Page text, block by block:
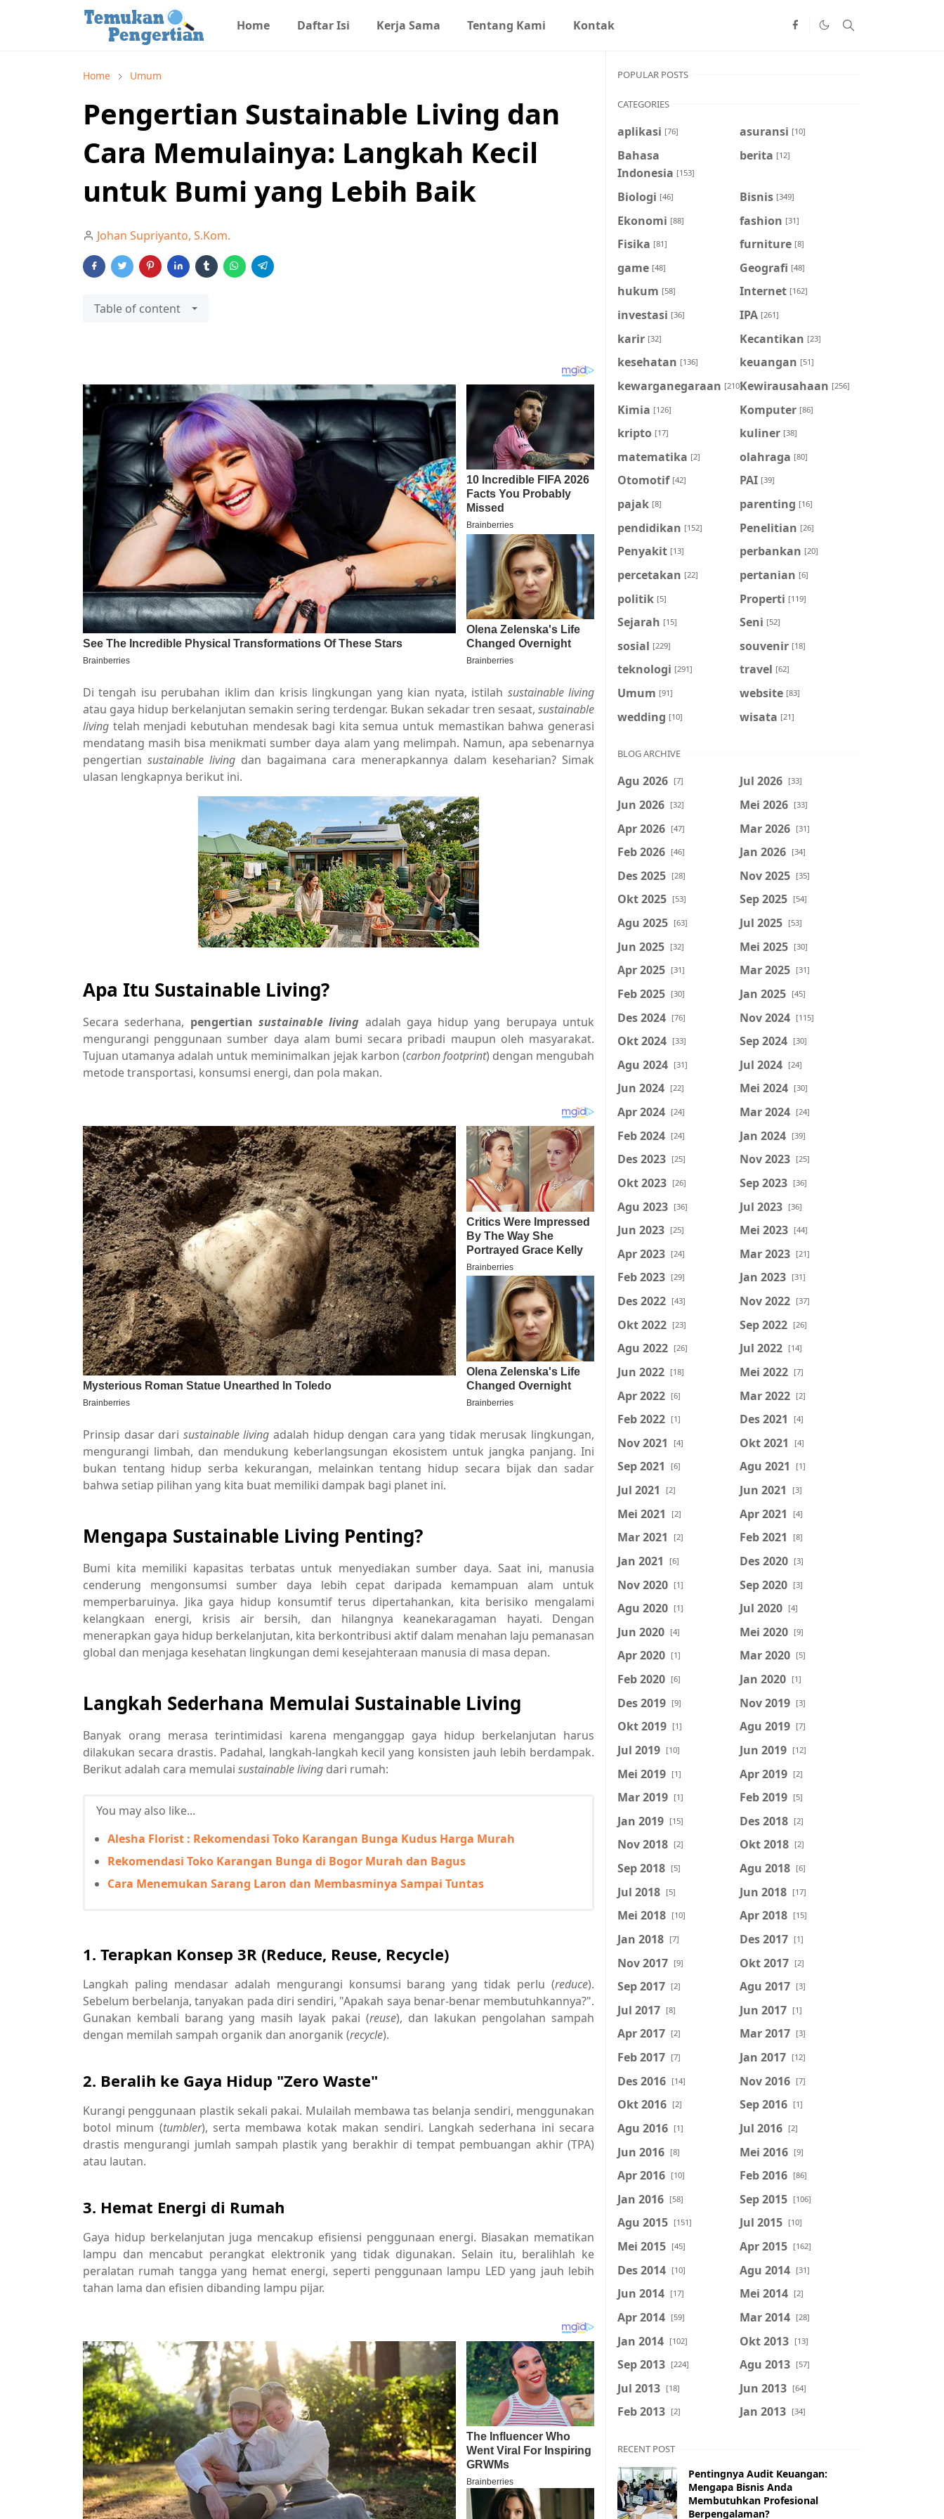
Home Daftar Isi Kerja Sama Tentang Kami Kontak
Home Umum
Pengertian Sustainable Living dan
Cara Memulainya: Langkah Kecil
untuk Bumi yang Lebih Baik
Johan Supriyanto, S.Kom.
Table of content
Di tengah isu perubahan iklim dan krisis lingkungan yang kian nyata, istilah sustainable living
atau gaya hidup berkelanjutan semakin sering terdengar. Bukan sekadar tren sesaat, sustainable
living telah menjadi kebutuhan mendesak bagi kita semua untuk memastikan bahwa generasi
mendatang masih bisa menikmati sumber daya alam yang melimpah. Namun, apa sebenarnya
pengertian sustainable living dan bagaimana cara menerapkannya dalam keseharian? Simak
ulasan lengkapnya berikut ini.
Apa Itu Sustainable Living?
Secara sederhana, pengertian sustainable living adalah gaya hidup yang berupaya untuk
mengurangi penggunaan sumber daya alam bumi secara pribadi maupun oleh masyarakat.
Tujuan utamanya adalah untuk meminimalkan jejak karbon (carbon footprint) dengan mengubah
metode transportasi, konsumsi energi, dan pola makan.
Prinsip dasar dari sustainable living adalah hidup dengan cara yang tidak merusak lingkungan,
mengurangi limbah, dan mendukung keberlangsungan ekosistem untuk jangka panjang. Ini
bukan tentang hidup serba kekurangan, melainkan tentang hidup secara bijak dan sadar
bahwa setiap pilihan yang kita buat memiliki dampak bagi planet ini.
Mengapa Sustainable Living Penting?
Bumi kita memiliki kapasitas terbatas untuk menyediakan sumber daya. Saat ini, manusia
cenderung mengonsumsi sumber daya lebih cepat daripada kemampuan alam untuk
memperbaruinya. Jika gaya hidup konsumtif terus dipertahankan, kita berisiko mengalami
kelangkaan energi, krisis air bersih, dan hilangnya keanekaragaman hayati. Dengan
menerapkan gaya hidup berkelanjutan, kita berkontribusi aktif dalam menahan laju pemanasan
global dan menjaga kesehatan lingkungan demi kesejahteraan manusia di masa depan.
Langkah Sederhana Memulai Sustainable Living
Banyak orang merasa terintimidasi karena menganggap gaya hidup berkelanjutan harus
dilakukan secara drastis. Padahal, langkah-langkah kecil yang konsisten jauh lebih berdampak.
Berikut adalah cara memulai sustainable living dari rumah:
You may also like...
Alesha Florist : Rekomendasi Toko Karangan Bunga Kudus Harga Murah
Rekomendasi Toko Karangan Bunga di Bogor Murah dan Bagus
Cara Menemukan Sarang Laron dan Membasminya Sampai Tuntas
1. Terapkan Konsep 3R (Reduce, Reuse, Recycle)
Langkah paling mendasar adalah mengurangi konsumsi barang yang tidak perlu (reduce).
Sebelum berbelanja, tanyakan pada diri sendiri, "Apakah saya benar-benar membutuhkannya?".
Gunakan kembali barang yang masih layak pakai (reuse), dan lakukan pengolahan sampah
dengan memilah sampah organik dan anorganik (recycle).
2. Beralih ke Gaya Hidup "Zero Waste"
Kurangi penggunaan plastik sekali pakai. Mulailah membawa tas belanja sendiri, menggunakan
botol minum (tumbler), serta membawa kotak makan sendiri. Langkah sederhana ini secara
drastis mengurangi jumlah sampah plastik yang berakhir di tempat pembuangan akhir (TPA)
atau lautan.
3. Hemat Energi di Rumah
Gaya hidup berkelanjutan juga mencakup efisiensi penggunaan energi. Biasakan mematikan
lampu dan mencabut perangkat elektronik yang tidak digunakan. Selain itu, beralihlah ke
peralatan rumah tangga yang hemat energi, seperti penggunaan lampu LED yang jauh lebih
tahan lama dan efisien dibanding lampu pijar.
POPULAR POSTS
CATEGORIES
aplikasi [76] asuransi [10]
Bahasa
Indonesia [153]
berita [12]
Biologi [46] Bisnis [349]
Ekonomi [88] fashion [31]
Fisika [81] furniture [8]
game [48] Geografi [48]
hukum [58] Internet [162]
investasi [36] IPA [261]
karir [32] Kecantikan [23]
kesehatan [136] keuangan [51]
kewarganegaraan [210]Kewirausahaan [256]
Kimia [126] Komputer [86]
kripto [17] kuliner [38]
matematika [2] olahraga [80]
Otomotif [42] PAI [39]
pajak [8] parenting [16]
pendidikan [152] Penelitian [26]
Penyakit [13] perbankan [20]
percetakan [22] pertanian [6]
politik [5] Properti [119]
Sejarah [15] Seni [52]
sosial [229] souvenir [18]
teknologi [291] travel [62]
Umum [91] website [83]
wedding [10] wisata [21]
BLOG ARCHIVE
Agu 2026 [7] Jul 2026 [33]
Jun 2026 [32] Mei 2026 [33]
Apr 2026 [47] Mar 2026 [31]
Feb 2026 [46] Jan 2026 [34]
Des 2025 [28] Nov 2025 [35]
Okt 2025 [53] Sep 2025 [54]
Agu 2025 [63] Jul 2025 [53]
Jun 2025 [32] Mei 2025 [30]
Apr 2025 [31] Mar 2025 [31]
Feb 2025 [30] Jan 2025 [45]
Des 2024 [76] Nov 2024 [115]
Okt 2024 [33] Sep 2024 [30]
Agu 2024 [31] Jul 2024 [24]
Jun 2024 [22] Mei 2024 [30]
Apr 2024 [24] Mar 2024 [24]
Feb 2024 [24] Jan 2024 [39]
Des 2023 [25] Nov 2023 [25]
Okt 2023 [26] Sep 2023 [36]
Agu 2023 [36] Jul 2023 [36]
Jun 2023 [25] Mei 2023 [44]
Apr 2023 [24] Mar 2023 [21]
Feb 2023 [29] Jan 2023 [31]
Des 2022 [43] Nov 2022 [37]
Okt 2022 [23] Sep 2022 [26]
Agu 2022 [26] Jul 2022 [14]
Jun 2022 [18] Mei 2022 [7]
Apr 2022 [6] Mar 2022 [2]
Feb 2022 [1] Des 2021 [4]
Nov 2021 [4] Okt 2021 [4]
Sep 2021 [6] Agu 2021 [1]
Jul 2021 [2] Jun 2021 [3]
Mei 2021 [2] Apr 2021 [4]
Mar 2021 [2] Feb 2021 [8]
Jan 2021 [6] Des 2020 [3]
Nov 2020 [1] Sep 2020 [3]
Agu 2020 [1] Jul 2020 [4]
Jun 2020 [4] Mei 2020 [9]
Apr 2020 [1] Mar 2020 [5]
Feb 2020 [6] Jan 2020 [1]
Des 2019 [9] Nov 2019 [3]
Okt 2019 [1] Agu 2019 [7]
Jul 2019 [10] Jun 2019 [12]
Mei 2019 [1] Apr 2019 [2]
Mar 2019 [1] Feb 2019 [5]
Jan 2019 [15] Des 2018 [2]
Nov 2018 [2] Okt 2018 [2]
Sep 2018 [5] Agu 2018 [6]
Jul 2018 [5] Jun 2018 [17]
Mei 2018 [10] Apr 2018 [15]
Jan 2018 [7] Des 2017 [1]
Nov 2017 [9] Okt 2017 [2]
Sep 2017 [2] Agu 2017 [3]
Jul 2017 [8] Jun 2017 [1]
Apr 2017 [2] Mar 2017 [3]
Feb 2017 [7] Jan 2017 [12]
Des 2016 [14] Nov 2016 [7]
Okt 2016 [2] Sep 2016 [1]
Agu 2016 [1] Jul 2016 [2]
Jun 2016 [8] Mei 2016 [9]
Apr 2016 [10] Feb 2016 [86]
Jan 2016 [58] Sep 2015 [106]
Agu 2015 [151] Jul 2015 [10]
Mei 2015 [45] Apr 2015 [162]
Des 2014 [10] Agu 2014 [31]
Jun 2014 [17] Mei 2014 [2]
Apr 2014 [59] Mar 2014 [28]
Jan 2014 [102] Okt 2013 [13]
Sep 2013 [224] Agu 2013 [57]
Jul 2013 [18] Jun 2013 [64]
Feb 2013 [2] Jan 2013 [34]
RECENT POST
Pentingnya Audit Keuangan:
Mengapa Bisnis Anda
Membutuhkan Profesional
Berpengalaman?